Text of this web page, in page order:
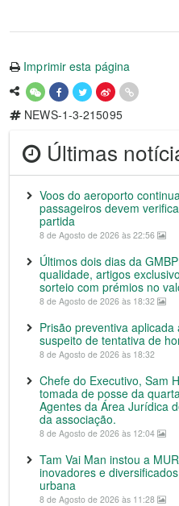
Imprimir esta página
NEWS-1-3-215095
Últimas
Voos do aeroporto
passageiros devem
partida
8 de Agosto de 2026 às 22:56
Últimos dois dias da
qualidade, artigos
sorteio com prémios no
8 de Agosto de 2026 às 18:32
Prisão preventiva
suspeito de tentativa de
8 de Agosto de 2026 às 18:32
Chefe do Executivo, Sam
tomada de posse da
Agentes da Área Jurídica
da associação.
8 de Agosto de 2026 às 12:04
Tam Vai Man instou a
inovadores e
urbana
8 de Agosto de 2026 às 11:28